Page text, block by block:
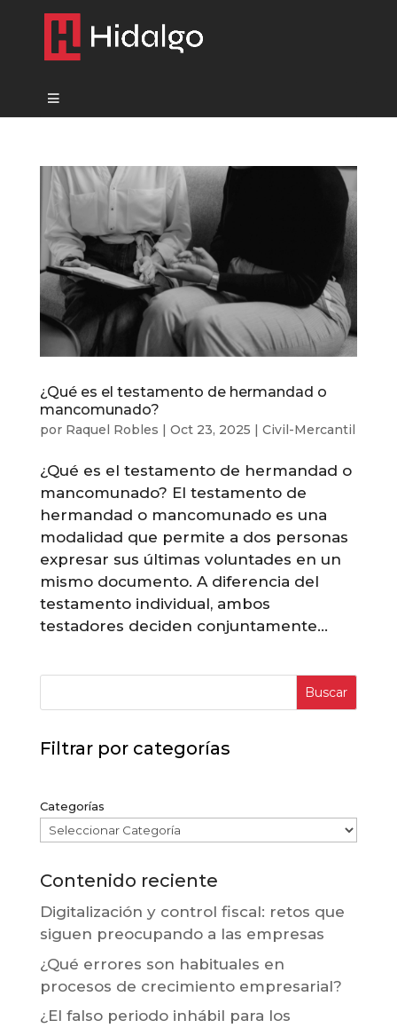
¿Qué es el testamento de hermandad o
mancomunado?
por Raquel Robles | Oct 23, 2025 | Civil-Mercantil
¿Qué es el testamento de hermandad o
mancomunado? El testamento de
hermandad o mancomunado es una
modalidad que permite a dos personas
expresar sus últimas voluntades en un
mismo documento. A diferencia del
testamento individual, ambos
testadores deciden conjuntamente...
Buscar
Filtrar por categorías
Categorías
Contenido reciente
Digitalización y control fiscal: retos que
siguen preocupando a las empresas
¿Qué errores son habituales en
procesos de crecimiento empresarial?
¿El falso periodo inhábil para los